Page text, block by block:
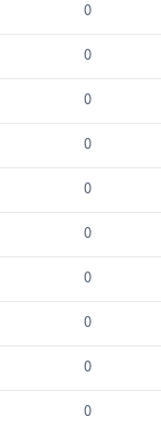
0
0
0
0
0
0
0
0
0
0